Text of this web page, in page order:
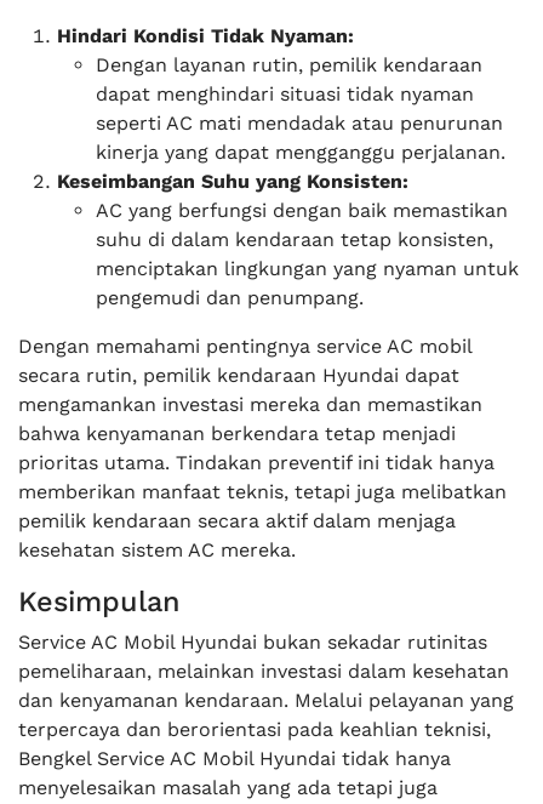
Hindari Kondisi Tidak Nyaman:
Dengan layanan rutin, pemilik kendaraan
dapat menghindari situasi tidak nyaman
seperti AC mati mendadak atau penurunan
kinerja yang dapat mengganggu perjalanan.
Keseimbangan Suhu yang Konsisten:
AC yang berfungsi dengan baik memastikan
suhu di dalam kendaraan tetap konsisten,
menciptakan lingkungan yang nyaman untuk
pengemudi dan penumpang.
Dengan memahami pentingnya service AC mobil
secara rutin, pemilik kendaraan Hyundai dapat
mengamankan investasi mereka dan memastikan
bahwa kenyamanan berkendara tetap menjadi
prioritas utama. Tindakan preventif ini tidak hanya
memberikan manfaat teknis, tetapi juga melibatkan
pemilik kendaraan secara aktif dalam menjaga
kesehatan sistem AC mereka.
Kesimpulan
Service AC Mobil Hyundai bukan sekadar rutinitas
pemeliharaan, melainkan investasi dalam kesehatan
dan kenyamanan kendaraan. Melalui pelayanan yang
terpercaya dan berorientasi pada keahlian teknisi,
Bengkel Service AC Mobil Hyundai tidak hanya
menyelesaikan masalah yang ada tetapi juga